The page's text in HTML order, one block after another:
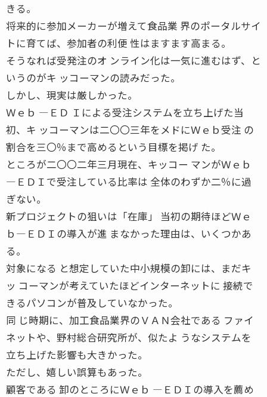
きる。
将来的に参加メーカーが増えて食品業 界のポータルサイ
トに育てば、参加者の利便 性はますます高まる。
そうなれば受発注のオ ンライン化は一気に進むはず、と
いうのがキ ッコーマンの読みだった。
しかし、現実は厳しかった。
Ｗｅｂ ―ＥＤ Ｉによる受注システムを立ち上げた当
初、キ ッコーマンは二〇〇三年をメドにＷｅｂ受注 の
割合を三〇％まで高めるという目標を掲げ た。
ところが二〇〇二年三月現在、キッコー マンがＷｅｂ
―ＥＤＩで受注している比率は 全体のわずか二％に過
ぎない。
新プロジェクトの狙いは「在庫」 当初の期待ほどＷｅ
ｂ―ＥＤＩの導入が進 まなかった理由は、いくつかあ
る。
対象になる と想定していた中小規模の卸には、まだキ
ッ コーマンが考えていたほどインターネットに 接続で
きるパソコンが普及していなかった。
同 じ時期に、加工食品業界のＶＡＮ会社である ファイ
ネットや、野村総合研究所が、似たよ うなシステムを
立ち上げた影響も大きかった。
ただし、嬉しい誤算もあった。
顧客である 卸のところにＷｅｂ ―ＥＤＩの導入を薦め